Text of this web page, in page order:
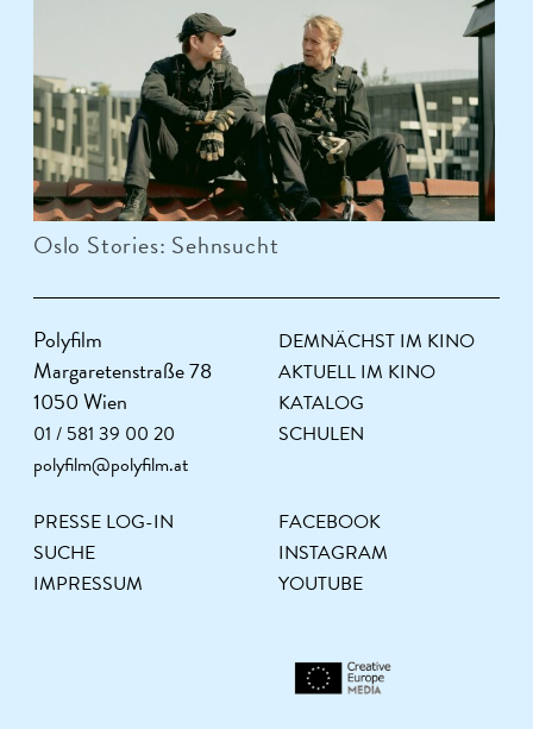
Oslo Stories: Sehnsucht
Polyfilm
Margaretenstraße 78
1050 Wien
01 / 581 39 00 20
polyfilm@polyfilm.at
DEMNÄCHST IM KINO
AKTUELL IM KINO
KATALOG
SCHULEN
PRESSE LOG-IN
SUCHE
IMPRESSUM
FACEBOOK
INSTAGRAM
YOUTUBE